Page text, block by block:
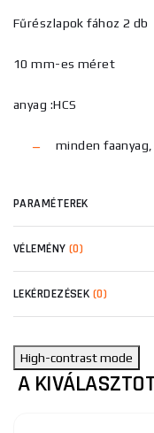
Fűrészlapok fához 2 db
10 mm-es méret
anyag :HCS
minden
PARAMÉTEREK
VÉLEMÉNY (0)
LEKÉRDEZÉSEK (0)
High-contrast mode
A